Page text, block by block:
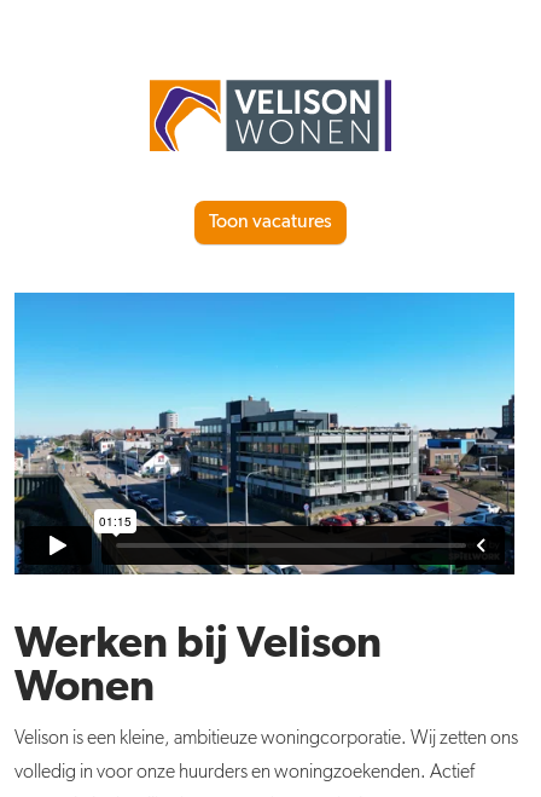
Toon vacatures
Werken bij Velison
Wonen
Velison is een kleine, ambitieuze woningcorporatie. Wij zetten ons
volledig in voor onze huurders en woningzoekenden. Actief